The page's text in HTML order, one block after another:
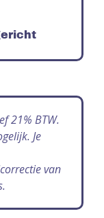
21% BTW.
Je
van